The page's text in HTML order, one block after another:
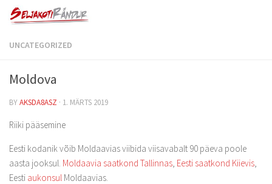
UNCATEGORIZED
Moldova
BYAKSDA8ASZ · 1. MÄRTS 2019
Riiki pääsemine
Eesti kodanik võib Moldaavias viibida viisavabalt 90 päeva poole
aasta jooksul. Moldaavia saatkond Tallinnas, Eesti saatkond Kiievis,
Eesti aukonsul Moldaavias.